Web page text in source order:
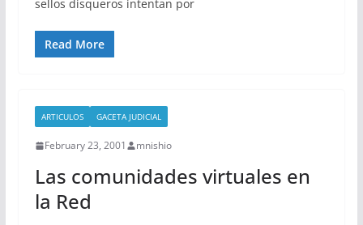
sellos disqueros intentan por
Read More
ARTICULOS GACETA JUDICIAL
February 23, 2001 mnishio
Las comunidades virtuales en
la Red